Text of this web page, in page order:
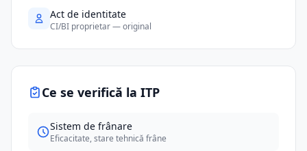
Act de identitate
CI/BI proprietar — original
Ce se verifică la ITP
Sistem de frânare
Eficacitate, stare tehnică frâne